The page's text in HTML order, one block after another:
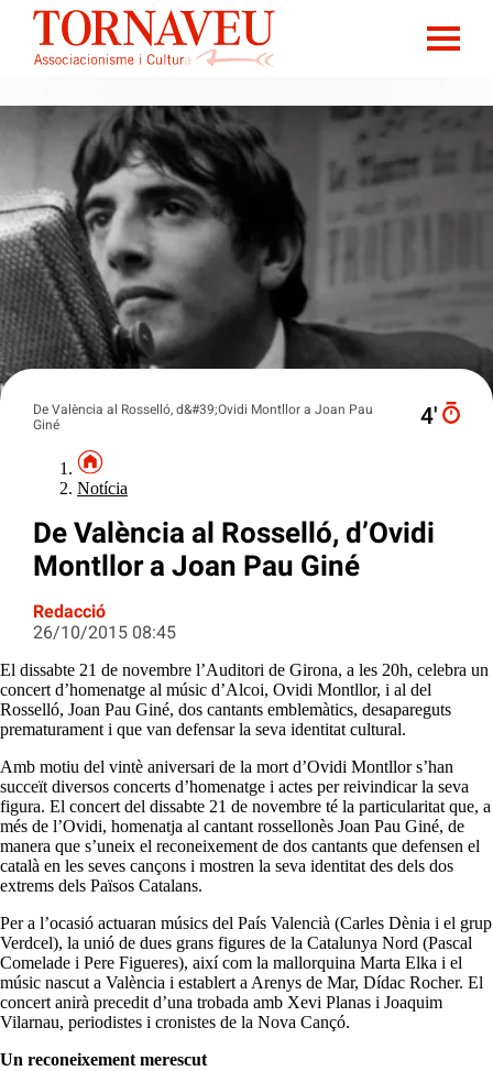
De València al Rosselló, d&#39;Ovidi Montllor a Joan Pau
Giné
4′
Notícia
De València al Rosselló, d’Ovidi
Montllor a Joan Pau Giné
Redacció
26/10/2015 08:45
El dissabte 21 de novembre l’Auditori de Girona, a les 20h, celebra un
concert d’homenatge al músic d’Alcoi, Ovidi Montllor, i al del
Rosselló, Joan Pau Giné, dos cantants emblemàtics, desapareguts
prematurament i que van defensar la seva identitat cultural.
Amb motiu del vintè aniversari de la mort d’Ovidi Montllor s’han
succeït diversos concerts d’homenatge i actes per reivindicar la seva
figura. El concert del dissabte 21 de novembre té la particularitat que, a
més de l’Ovidi, homenatja al cantant rossellonès Joan Pau Giné, de
manera que s’uneix el reconeixement de dos cantants que defensen el
català en les seves cançons i mostren la seva identitat des dels dos
extrems dels Països Catalans.
Per a l’ocasió actuaran músics del País Valencià (Carles Dènia i el grup
Verdcel), la unió de dues grans figures de la Catalunya Nord (Pascal
Comelade i Pere Figueres), així com la mallorquina Marta Elka i el
músic nascut a València i establert a Arenys de Mar, Dídac Rocher. El
concert anirà precedit d’una trobada amb Xevi Planas i Joaquim
Vilarnau, periodistes i cronistes de la Nova Cançó.
Un reconeixement merescut